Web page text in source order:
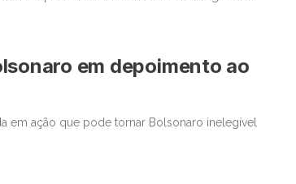
em depoimento ao
em ação que pode tornar Bolsonaro inelegível